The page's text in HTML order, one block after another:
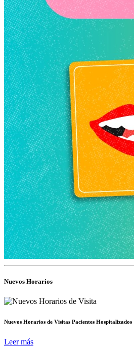
Nuevos Horarios
Nuevos Horarios de Visitas Pacientes Hospitalizados
Leer más